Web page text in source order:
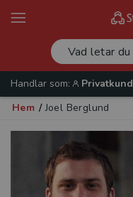
Handlar som:
Privatkund
Hem / Joel Berglund